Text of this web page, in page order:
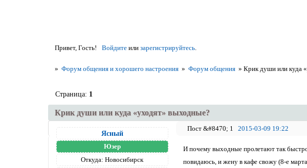
Привет, Гость! Войдитеили зарегистрируйтесь.
» Форум общения и хорошего настроения » Форум общения »Крик души или куда
Крик души или куда «уходят» выходные?
Страница: 1
1 2015-03-09 19:22
Ясный
Юзер
Откуда: Новосибирск
И почему выходные пролетают так
повидаюсь, и жену в кафе свожу (8-е